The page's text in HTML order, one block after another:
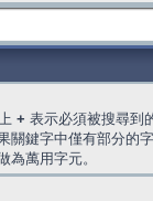
+ 表示必須被搜尋到
關鍵字中僅有部分的
為萬用字元。